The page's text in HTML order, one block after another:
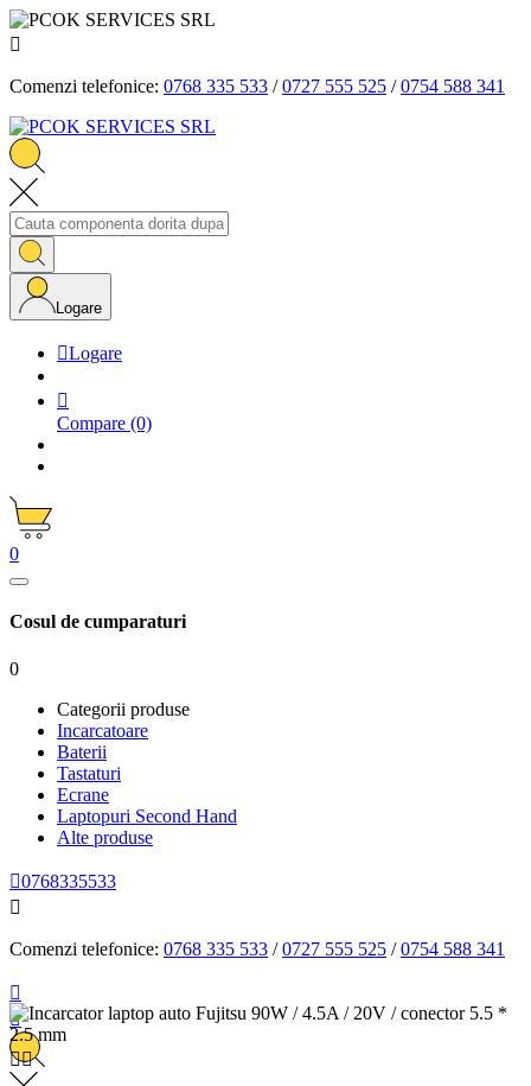

Comenzi telefonice: 0768 335 533 /0727 555 525 /0754 588 341
Logare
Logare

Compare (0)
0
Cosul de cumparaturi
0
Categorii produse
Incarcatoare
Baterii
Tastaturi
Ecrane
Laptopuri Second Hand
Alte produse
0768335533

Comenzi telefonice: 0768 335 533 /0727 555 525 /0754 588 341


